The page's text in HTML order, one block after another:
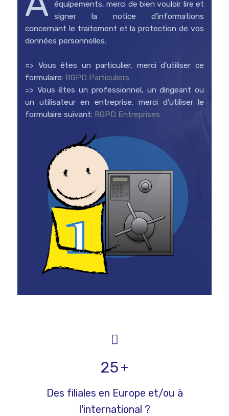
équipements, merci de bien vouloir lire et
signer la notice d'informations
concernant le traitement et la protection de vos
données personnelles.
=> Vous êtes un particulier, merci d'utiliser ce
formulaire: RGPD Particuliers
=> Vous êtes un professionnel, un dirigeant ou
un utilisateur en entreprise, merci d'utiliser le
formulaire suivant: RGPD Entreprises
25 +
Des filiales en Europe et/ou à
l'international ?